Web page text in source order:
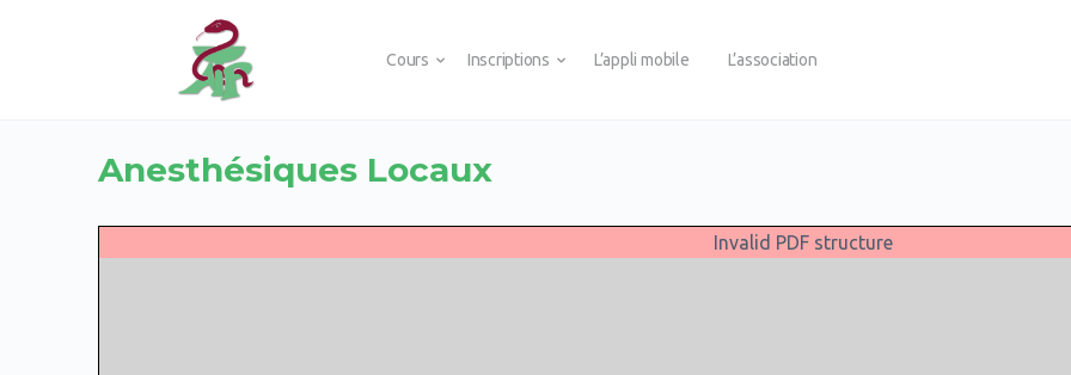
Cours Inscriptions L’appli mobile L’association
Anesthésiques Locaux
Invalid PDF structure